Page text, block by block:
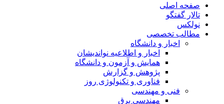
صفحه اصلی
تالار گفتگو
نولکس
مطالب تخصصی
اخبار و دانشگاه
اخبار و اطلاعیه نواندیشان
همایش و آزمون و دانشگاه
پژوهش و گزارش
فناوری و تکنولوژی روز
فنی و مهندسی
مهندسی برق